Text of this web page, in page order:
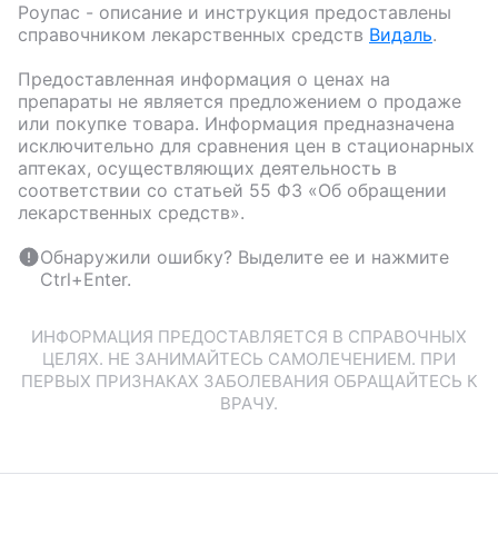
Роупас - описание и инструкция предоставлены
справочником лекарственных средств Видаль.
Предоставленная информация о ценах на
препараты не является предложением о продаже
или покупке товара. Информация предназначена
исключительно для сравнения цен в стационарных
аптеках, осуществляющих деятельность в
соответствии со статьей 55 ФЗ «Об обращении
лекарственных средств».
Обнаружили ошибку? Выделите ее и нажмите
Ctrl+Enter.
ИНФОРМАЦИЯ ПРЕДОСТАВЛЯЕТСЯ В СПРАВОЧНЫХ
ЦЕЛЯХ. НЕ ЗАНИМАЙТЕСЬ САМОЛЕЧЕНИЕМ. ПРИ
ПЕРВЫХ ПРИЗНАКАХ ЗАБОЛЕВАНИЯ ОБРАЩАЙТЕСЬ К
ВРАЧУ.